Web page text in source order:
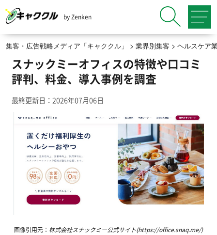
by Zenken
集客・広告戦略メディア「キャククル」 > 業界別集客 > ヘルスケア
スナックミーオフィスの特徴や口コミ
評判、料金、導入事例を調査
最終更新日：2026年07月06日
画像引用元： 株式会社スナックミー公式サイト(https://office.snaq.me/)